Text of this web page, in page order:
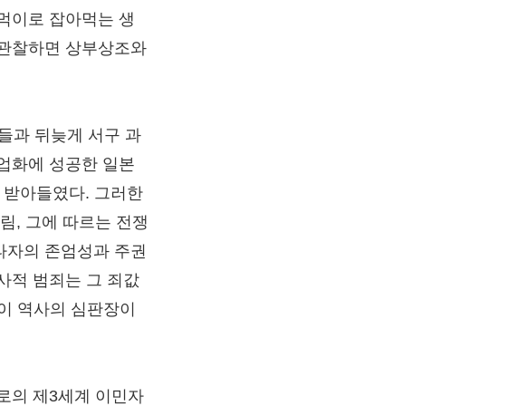
이로 잡아먹는 생
찰하면 상부상조와
과 뒤늦게 서구 과
화에 성공한 일본
아들였다. 그러한
, 그에 따르는 전쟁
의 존엄성과 주권
적 범죄는 그 죄값
역사의 심판장이
의 제3세계 이민자